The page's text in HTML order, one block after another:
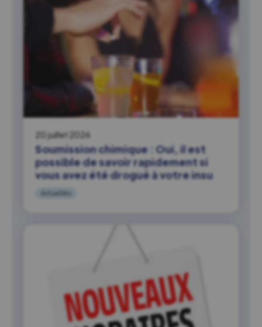
20 juillet 2026
Soumission chimique : Oui, il est
possible de savoir rapidement si
vous avez été drogué à votre insu
Actualités